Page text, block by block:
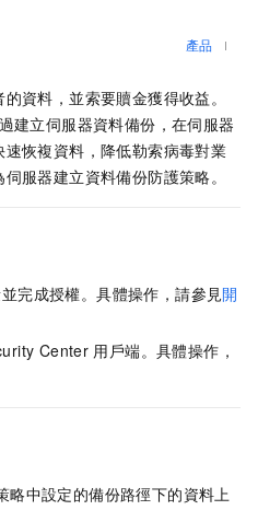
產品
資料，並索要贖金獲得收益。
建立伺服器資料備份，在伺服器
恢複資料，降低勒索病毒對業
服器建立資料備份防護策略。
完成授權。具體操作，請參見開
Center 用戶端。具體操作，
略中設定的備份路徑下的資料上